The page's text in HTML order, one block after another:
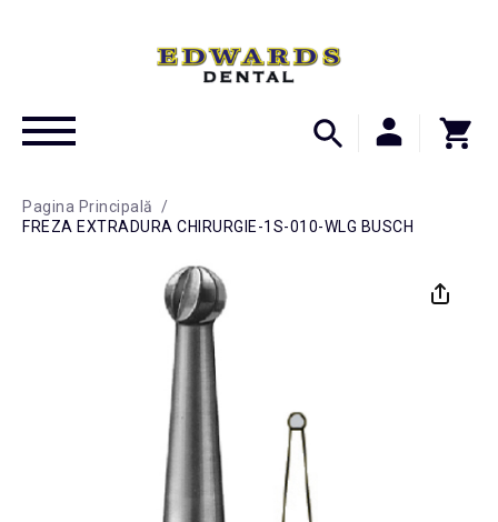
Pagina Principală
/
FREZA EXTRADURA CHIRURGIE-1S-010-WLG BUSCH